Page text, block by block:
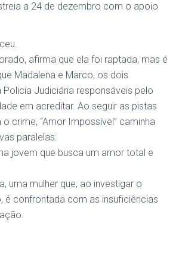
a 24 de dezembro com o apoio
afirma que ela foi raptada, mas é
Madalena e Marco, os dois
Policia Judiciária responsáveis pelo
em acreditar. Ao seguir as pistas
crime, “Amor Impossível” caminha
paralelas:
jovem que busca um amor total e
uma mulher que, ao investigar o
é confrontada com as insuficiências